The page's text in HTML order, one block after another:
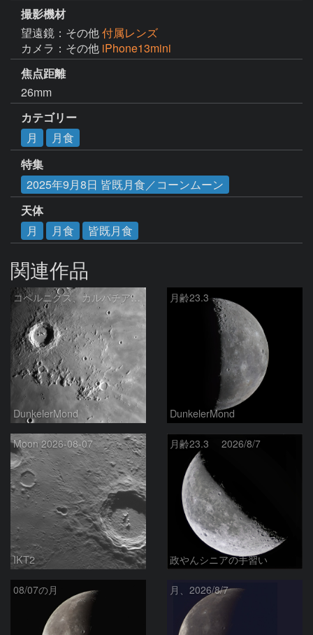
撮影機材
望遠鏡：その他付属レンズ
カメラ：その他 iPhone13mini
焦点距離
26mm
カテゴリー
月
月食
特集
2025年9月8日 皆既月食／コーンムーン
天体
月
月食 皆既月食
関連作品
コペルニクス、カルパチア山脈付近
DunkelerMond
月齢23.3
DunkelerMond
Moon 2026-08-07
IKT2
月齢23.3 2026/8/7
政やんシニアの手習い
08/07の月 月、2026/8/7